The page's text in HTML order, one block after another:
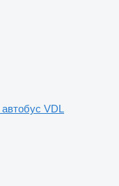
автобус VDL